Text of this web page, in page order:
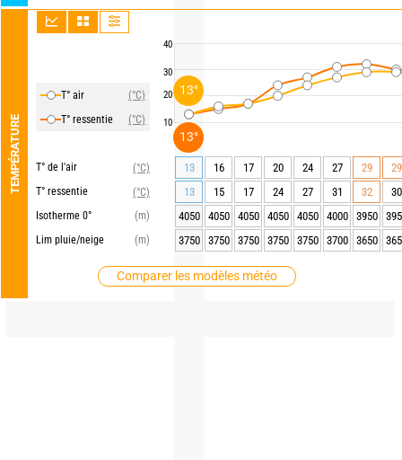
TEMPÉRATURE
T° air
(°C)
T° ressentie
(°C)
T° de l'air
(°C)
T° ressentie
(°C)
Isotherme 0°
(m)
Lim pluie/neige
(m)
Comparer les modèles météo
40
30
20
10
13 16 17 20 24 27 29
29
13
15 17 24 27 31 32
30
4050
4050 4050 4050 4050 4000 3950
3750
3750 3750 3750 3750 3700 3650
13°
13°